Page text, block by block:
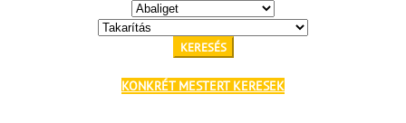
KERESÉS
KONKRÉT MESTERT KERESEK